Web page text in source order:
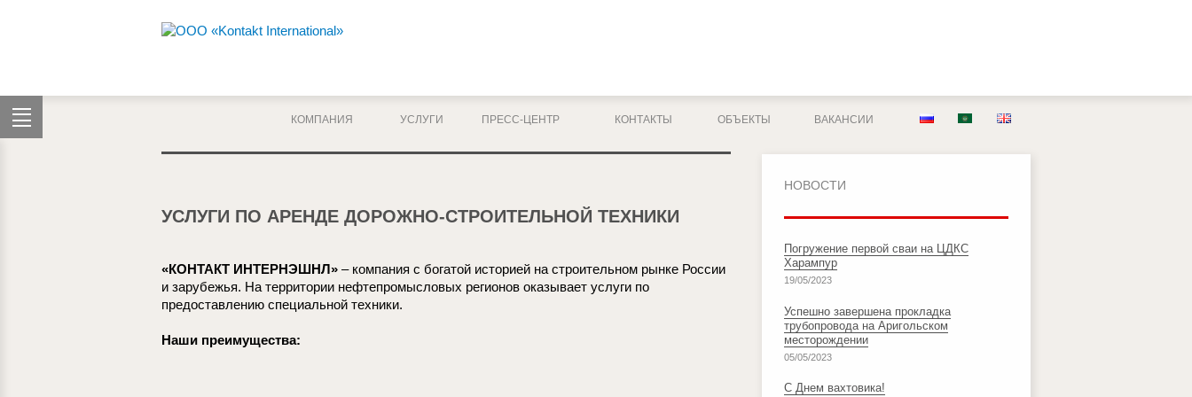
КОМПАНИЯ УСЛУГИ ПРЕСС-ЦЕНТР КОНТАКТЫ ОБЪЕКТЫ ВАКАНСИИ
УСЛУГИ ПО АРЕНДЕ ДОРОЖНО-СТРОИТЕЛЬНОЙ ТЕХНИКИ
«КОНТАКТ ИНТЕРНЭШНЛ» – компания с богатой историей на строительном рынке России
и зарубежья. На территории нефтепромысловых регионов оказывает услуги по
предоставлению специальной техники.
Наши преимущества:
НОВОСТИ
Погружение первой сваи на ЦДКС
Харампур
19/05/2023
Успешно завершена прокладка
трубопровода на Аригольском
месторождении
05/05/2023
С Днем вахтовика!